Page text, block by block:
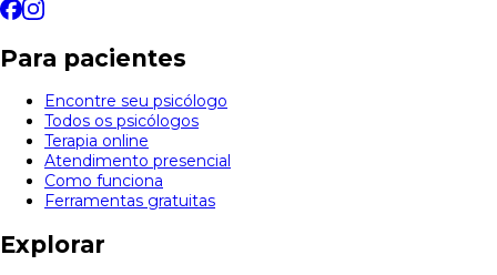
Para pacientes
Encontre seu psicólogo
Todos os psicólogos
Terapia online
Atendimento presencial
Como funciona
Ferramentas gratuitas
Explorar